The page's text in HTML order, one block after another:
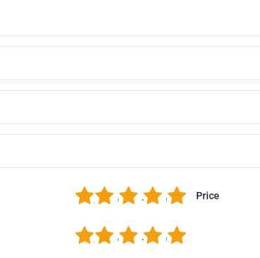
5
4
3
2 Price
5
4
3
2